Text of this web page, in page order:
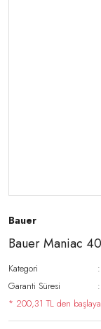
Bauer
Bauer Maniac
Kategori
Garanti Süresi
* 200,31 TL den